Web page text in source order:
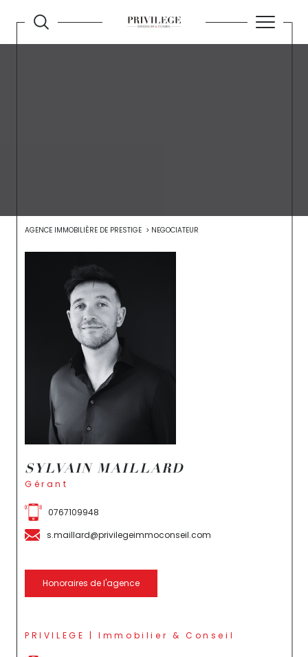
AGENCE IMMOBILIÈRE DE PRESTIGE NEGOCIATEUR
SYLVAIN MAILLARD
Gérant
0767109948
s.maillard@privilegeimmoconseil.com
Honoraires de l'agence
PRIVILEGE | Immobilier & Conseil